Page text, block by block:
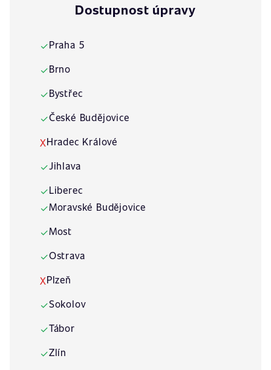
Dostupnost úpravy
✓Praha 5
✓Brno
✓Bystřec
✓České Budějovice
XHradec Králové
✓Jihlava
✓Liberec
✓Moravské Budějovice
✓Most
✓Ostrava
XPlzeň
✓Sokolov
✓Tábor
✓Zlín